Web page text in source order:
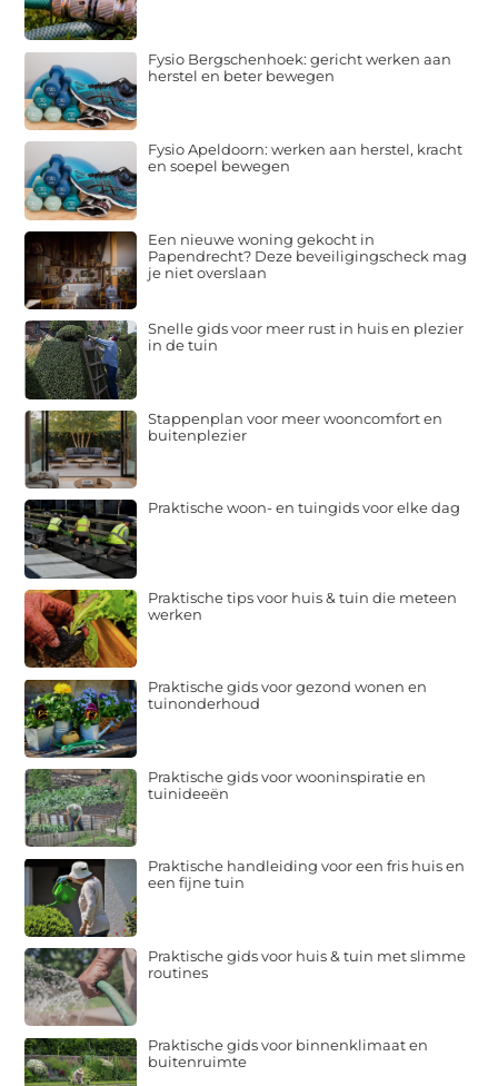
Fysio Bergschenhoek: gericht werken aan
herstel en beter bewegen
Fysio Apeldoorn: werken aan herstel, kracht
en soepel bewegen
Een nieuwe woning gekocht in
Papendrecht? Deze beveiligingscheck mag
je niet overslaan
Snelle gids voor meer rust in huis en plezier
in de tuin
Stappenplan voor meer wooncomfort en
buitenplezier
Praktische woon- en tuingids voor elke dag
Praktische tips voor huis & tuin die meteen
werken
Praktische gids voor gezond wonen en
tuinonderhoud
Praktische gids voor wooninspiratie en
tuinideeën
Praktische handleiding voor een fris huis en
een fijne tuin
Praktische gids voor huis & tuin met slimme
routines
Praktische gids voor binnenklimaat en
buitenruimte